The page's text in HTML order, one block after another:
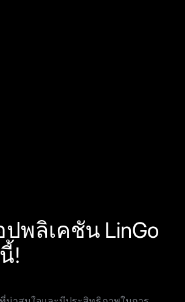
พลิเคชัน LinGo
!